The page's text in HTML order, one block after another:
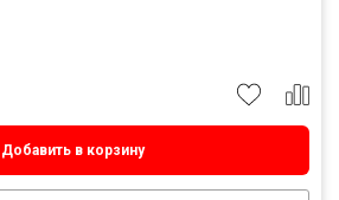
Добавить в корзину